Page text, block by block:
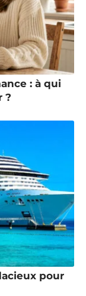
: à qui
?
pour